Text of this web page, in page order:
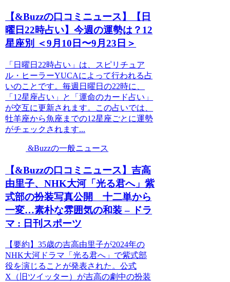
【&Buzzの口コミニュース】【日
曜日22時占い】今週の運勢は？12
星座別 ＜9月10日〜9月23日＞
「日曜日22時占い」は、スピリチュア
ル・ヒーラーYUCAによって行われる占
いのことです。毎週日曜日の22時に、
「12星座占い」と「運命のカード占い」
が交互に更新されます。この占いでは、
牡羊座から魚座までの12星座ごとに運勢
がチェックされます...
&Buzzの一般ニュース
【&Buzzの口コミニュース】吉高
由里子、NHK大河「光る君へ」紫
式部の扮装写真公開 十二単から
一変…素朴な雰囲気の和装 – ドラ
マ : 日刊スポーツ
【要約】35歳の吉高由里子が2024年の
NHK大河ドラマ「光る君へ」で紫式部
役を演じることが発表された。公式
X（旧ツイッター）が吉高の劇中の扮装